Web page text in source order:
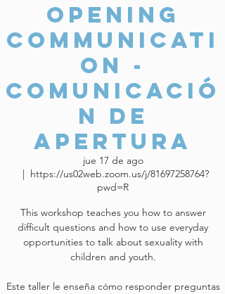
Opening
Communicati
on -
Comunicació
n de
Apertura
jue 17 de ago
  |
https://us02web.zoom.us/j/81697258764?
pwd=R
This workshop teaches you how to answer
difficult questions and how to use everyday
opportunities to talk about sexuality with
children and youth.
Este taller le enseña cómo responder preguntas